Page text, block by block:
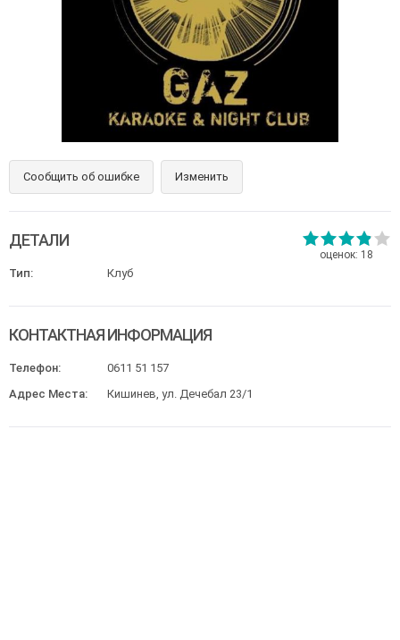
Сообщить об ошибке Изменить
оценок: 18
ДЕТАЛИ
Тип: Клуб
КОНТАКТНАЯ ИНФОРМАЦИЯ
Телефон:
0611 51 157
Адрес Места:
Кишинев, ул. Дечебал 23/1